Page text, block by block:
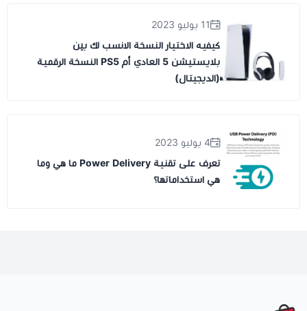
11 يوليو 2023
كيفيه الاختيار النسخة الانسب لك بين
بلايستيشن 5 العادي أم PS5 النسخة الرقمية
(الديجيتال)
4 يوليو 2023
تعرف على تقنية Power Delivery ما هي وما
هي استخداماتها؟